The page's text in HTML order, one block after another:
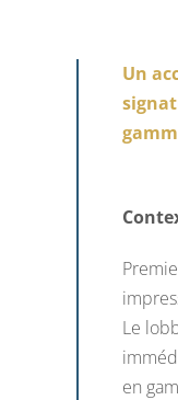
Un
Le
en